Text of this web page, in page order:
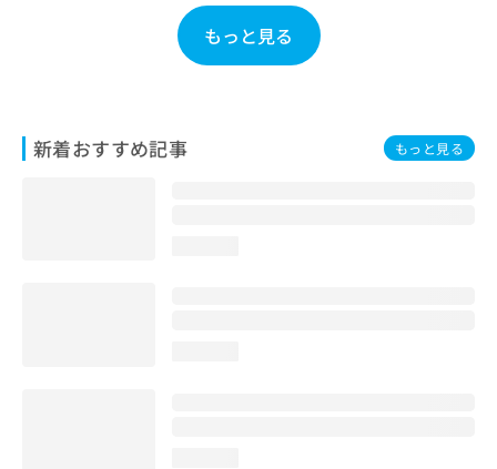
もっと見る
新着おすすめ記事 もっと見る
は